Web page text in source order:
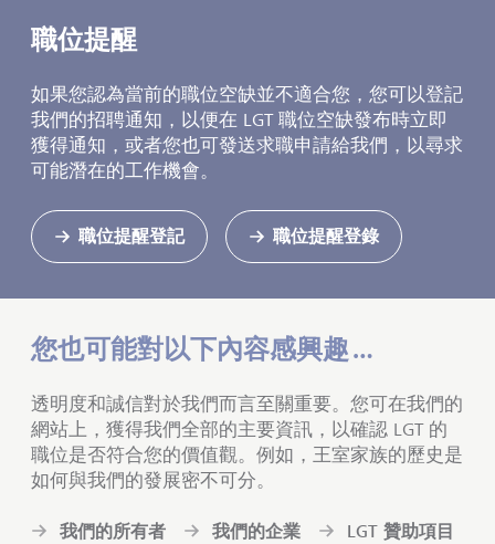
職位提醒
如果您認為當前的職位空缺並不適合您，您可以登記
我們的招聘通知 ，以便在 LGT 職位空缺發布時立即
獲得通知，或者您也可發送求職申請給我們，以尋求
可能潛在的工作機會。
職位提醒登記 職位提醒登錄
您也可能對以下內容感興趣 …
透明度和誠信對於我們而言至關重要。您可在我們的
網站上，獲得我們全部的主要資訊，以確認 LGT 的
職位是否符合您的價值觀。例如，王室家族的歷史是
如何與我們的發展密不可分。
我們的所有者 我們的企業 LGT 贊助項目